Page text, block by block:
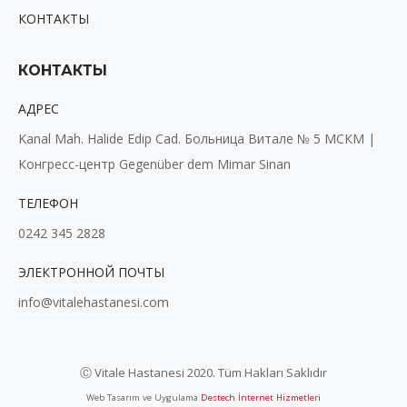
КОНТАКТЫ
КОНТАКТЫ
АДРЕС
Kanal Mah. Halide Edip Cad. Больница Витале № 5 МСКМ |
Конгресс-центр Gegenüber dem Mimar Sinan
ТЕЛЕФОН
0242 345 2828
ЭЛЕКТРОННОЙ ПОЧТЫ
info@vitalehastanesi.com
Ⓒ Vitale Hastanesi 2020. Tüm Hakları Saklıdır
Web Tasarım ve Uygulama Destech İnternet Hizmetleri